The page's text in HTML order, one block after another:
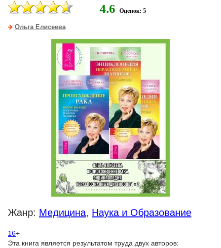
4.6 Оценок: 5
Ольга Елисеева
Жанр: Медицина, Наука и Образование
16+
Эта книга является результатом труда двух авторов: